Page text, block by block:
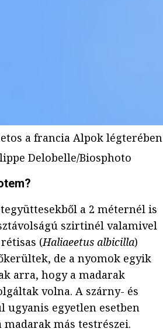
a francia Alpok légterében
Delobelle/Biosphoto
a 2 méternél is
szirtinél valamivel
(Haliaeetus albicilla)
de a nyomok egyik
arra, hogy a madarak
volna. A szárny- és
ugyanis egyetlen esetben
más testrészei.